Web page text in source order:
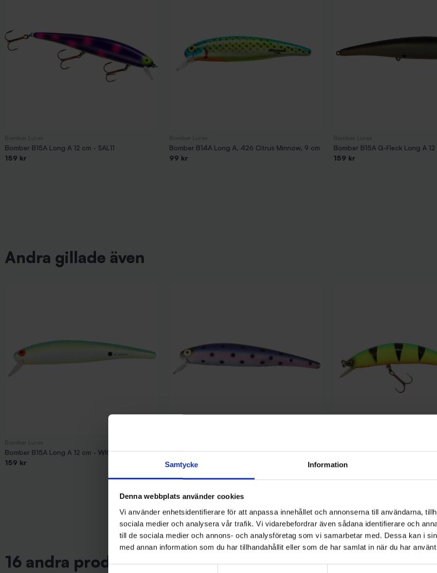
Samtycke Information
Denna webbplats använder cookies
Vi använder enhetsidentifierare för att anpassa innehållet och annonserna till användarna,
sociala medier och analysera vår trafik. Vi vidarebefordrar även sådana identifierare och
till de sociala medier och annons- och analysföretag som vi samarbetar med. Dessa kan i
med annan information som du har tillhandahållit eller som de har samlat in när du har
Samtyckesval
Bomber B15A Long A 12 cm - SAL11
159 kr
Bomber B14A Long A, 426 Citrus Minnow, 9 cm
99 kr
Bomber B15A G-Fleck Long A
159 kr
Andra gillade även
Bomber B15A Long A 12 cm - WIGG31
159 kr
Bomber B15A Long A, SAL25, 12 cm
159 kr
Wobbler Mieko Pesa 90F -
99 kr
16 andra produkter i samma kategori: